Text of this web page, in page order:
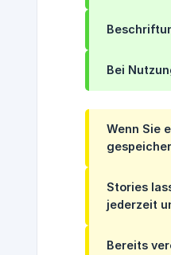
Bei
Wenn Sie
Stories
jederzeit
Bereits